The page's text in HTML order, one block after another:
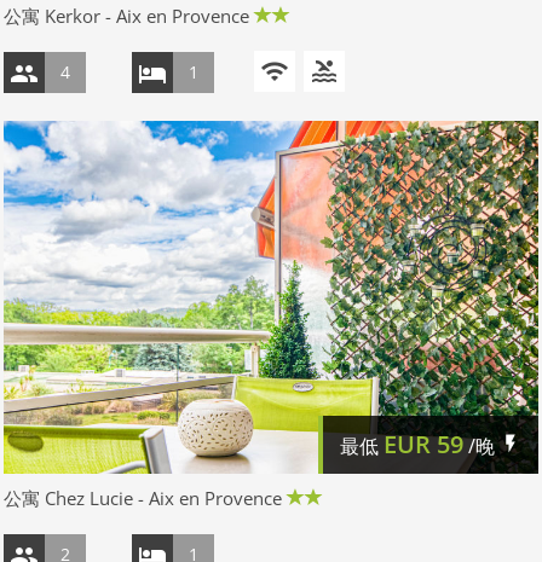
公寓 Kerkor - Aix en Provence
4 1
最低EUR59/晚
公寓 Chez Lucie - Aix en Provence
2 1